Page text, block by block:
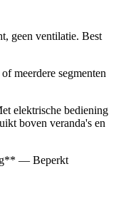
geen ventilatie. Best
meerdere segmenten
elektrische bediening
boven veranda's en
— Beperkt